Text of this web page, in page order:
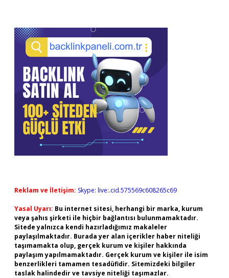
Reklam ve İletişim: Skype: live:.cid.575569c608265c69
Yasal Uyarı: Bu internet sitesi, herhangi bir marka, kurum
veya şahıs şirketi ile hiçbir bağlantısı bulunmamaktadır.
Sitede yalnızca kendi hazırladığımız makaleler
paylaşılmaktadır. Burada yer alan içerikler haber niteliği
taşımamakta olup, gerçek kurum ve kişiler hakkında
paylaşım yapılmamaktadır. Gerçek kurum ve kişiler ile isim
benzerlikleri tamamen tesadüfidir. Sitemizdeki bilgiler
taslak halindedir ve tavsiye niteliği taşımazlar.